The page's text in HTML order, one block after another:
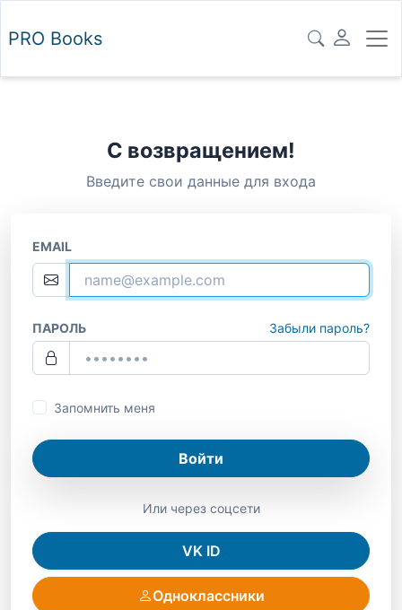
PRO Books
С возвращением!
Введите свои данные для входа
EMAIL
ПАРОЛЬ Забыли пароль?
Запомнить меня
Войти
Или через соцсети
VK ID
Одноклассники